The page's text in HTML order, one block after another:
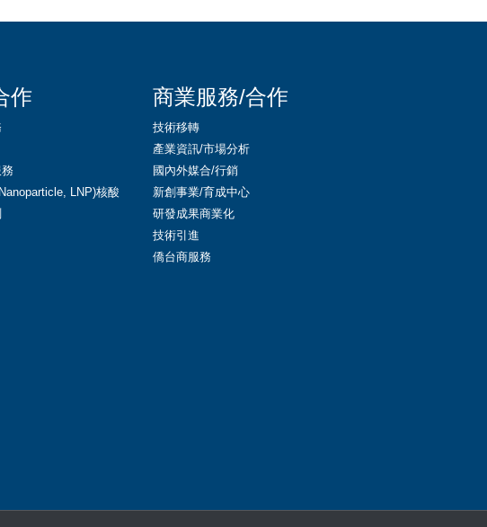
作
LNP)核酸
商業服務/合作
技術移轉
產業資訊/市場分析
國內外媒合/行銷
新創事業/育成中心
研發成果商業化
技術引進
僑台商服務